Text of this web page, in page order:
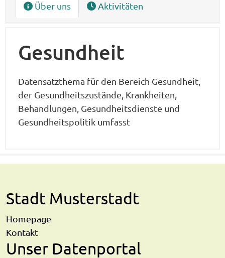
Über uns Aktivitäten
Gesundheit
Datensatzthema für den Bereich Gesundheit,
der Gesundheitszustände, Krankheiten,
Behandlungen, Gesundheitsdienste und
Gesundheitspolitik umfasst
Stadt Musterstadt
Homepage
Kontakt
Unser Datenportal